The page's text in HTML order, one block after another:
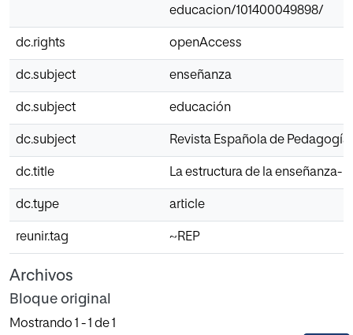
educacion/101400049898/
dc.rights openAccess
dc.subject enseñanza
dc.subject educación
dc.subject Revista Española de Pedagogía
dc.title La estructura de la enseñanza-
dc.type article
reunir.tag ~REP
Archivos
Bloque original
Mostrando 1 - 1 de 1